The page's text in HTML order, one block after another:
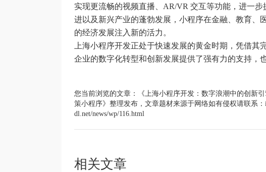
实现更流畅的视频直播、AR/VR 交互等功能，进一
进以及新兴产业的蓬勃发展，小程序在金融、教育、
的经济发展注入新的活力。
上海小程序开发正处于快速发展的黄金时期，凭借
企业的数字化转型和创新发展提供了强有力的支持，
您当前浏览的文章： 《上海小程序开发：数字浪潮中的创新引
策小程序》整理发布，文章题材来源于网络如有侵权请联系
dl.net/news/wp/116.html
相关文章